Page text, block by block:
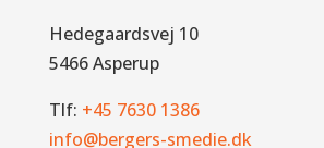
Hedegaardsvej 10
5466 Asperup
Tlf: +45 7630 1386
info@bergers-smedie.dk